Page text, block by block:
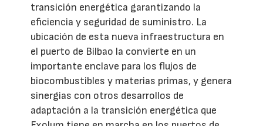
transición energética garantizando la
eficiencia y seguridad de suministro. La
ubicación de esta nueva infraestructura en
el puerto de Bilbao la convierte en un
importante enclave para los flujos de
biocombustibles y materias primas, y genera
sinergias con otros desarrollos de
adaptación a la transición energética que